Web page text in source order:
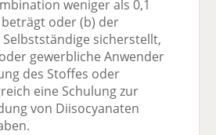
weniger als 0,1
oder (b) der
sicherstellt,
gewerbliche Anwender
des Stoffes oder
eine Schulung zur
von Diisocyanaten